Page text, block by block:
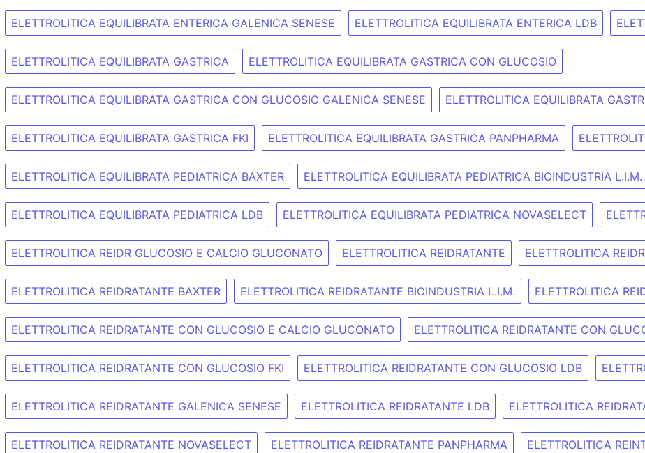
ELETTROLITICA EQUILIBRATA ENTERICA GALENICA SENESE ELETTROLITICA EQUILIBRATA ENTERICA LDB
ELETTROLITICA EQUILIBRATA GASTRICA ELETTROLITICA EQUILIBRATA GASTRICA CON GLUCOSIO
ELETTROLITICA EQUILIBRATA GASTRICA CON GLUCOSIO GALENICA SENESE ELETTROLITICA EQUILIBRATA
ELETTROLITICA EQUILIBRATA GASTRICA FKI ELETTROLITICA EQUILIBRATA GASTRICA PANPHARMA
ELETTROLITICA EQUILIBRATA PEDIATRICA BAXTER ELETTROLITICA EQUILIBRATA PEDIATRICA BIOINDUSTRIA L.I.M.
ELETTROLITICA EQUILIBRATA PEDIATRICA LDB ELETTROLITICA EQUILIBRATA PEDIATRICA NOVASELECT
ELETTROLITICA REIDR GLUCOSIO E CALCIO GLUCONATO ELETTROLITICA REIDRATANTE ELETTROLITICA
ELETTROLITICA REIDRATANTE BAXTER ELETTROLITICA REIDRATANTE BIOINDUSTRIA L.I.M. ELETTROLITICA
ELETTROLITICA REIDRATANTE CON GLUCOSIO E CALCIO GLUCONATO ELETTROLITICA REIDRATANTE CON
ELETTROLITICA REIDRATANTE CON GLUCOSIO FKI ELETTROLITICA REIDRATANTE CON GLUCOSIO LDB
ELETTROLITICA REIDRATANTE GALENICA SENESE ELETTROLITICA REIDRATANTE LDB ELETTROLITICA
ELETTROLITICA REIDRATANTE NOVASELECT ELETTROLITICA REIDRATANTE PANPHARMA ELETTROLITICA